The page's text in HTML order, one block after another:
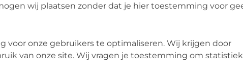
wij plaatsen zonder dat je hier toestemming voor
voor onze gebruikers te optimaliseren. Wij krijgen door
van onze site. Wij vragen je toestemming om